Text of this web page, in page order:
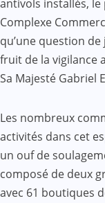
antivols installés,
Complexe
qu’une question
fruit de la vigilance
Sa Majesté Gabriel
Les nombreux
activités dans cet
un ouf de
composé de deux
avec 61 boutiques